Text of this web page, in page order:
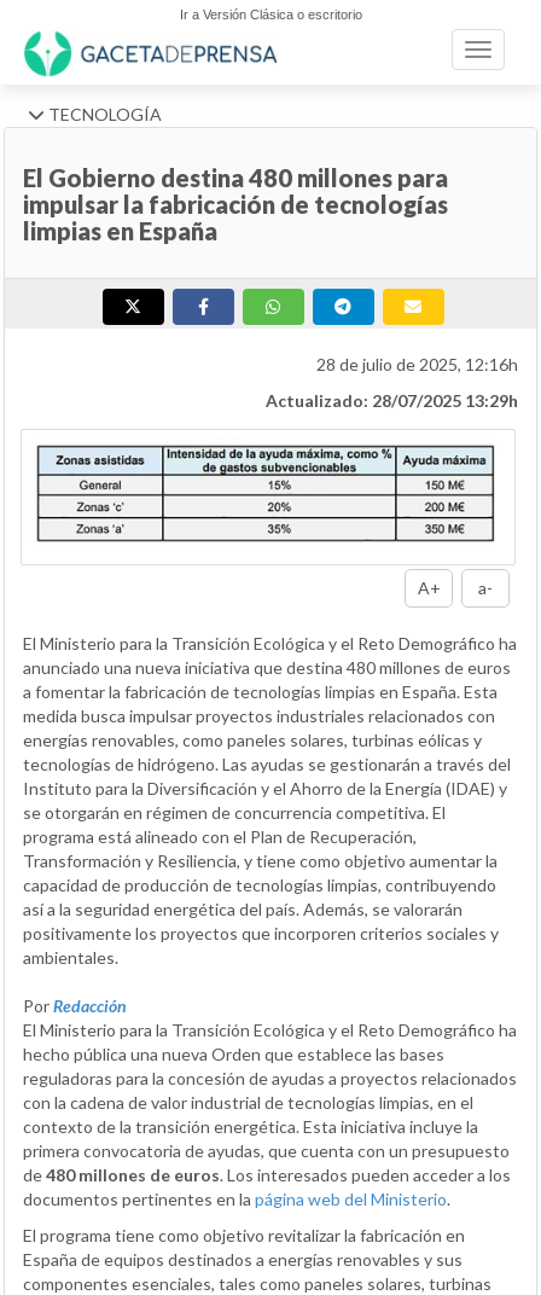
Ir a Versión Clásica o escritorio
Toggle
TECNOLOGÍA
El Gobierno destina 480 millones para
impulsar la fabricación de tecnologías
limpias en España
28 de julio de 2025, 12:16h
Actualizado: 28/07/2025 13:29h
A+ a-
El Ministerio para la Transición Ecológica y el Reto Demográfico ha
anunciado una nueva iniciativa que destina 480 millones de euros
a fomentar la fabricación de tecnologías limpias en España. Esta
medida busca impulsar proyectos industriales relacionados con
energías renovables, como paneles solares, turbinas eólicas y
tecnologías de hidrógeno. Las ayudas se gestionarán a través del
Instituto para la Diversificación y el Ahorro de la Energía (IDAE) y
se otorgarán en régimen de concurrencia competitiva. El
programa está alineado con el Plan de Recuperación,
Transformación y Resiliencia, y tiene como objetivo aumentar la
capacidad de producción de tecnologías limpias, contribuyendo
así a la seguridad energética del país. Además, se valorarán
positivamente los proyectos que incorporen criterios sociales y
ambientales.
PorRedacción
El Ministerio para la Transición Ecológica y el Reto Demográfico ha
hecho pública una nueva Orden que establece las bases
reguladoras para la concesión de ayudas a proyectos relacionados
con la cadena de valor industrial de tecnologías limpias, en el
contexto de la transición energética. Esta iniciativa incluye la
primera convocatoria de ayudas, que cuenta con un presupuesto
de480 millones de euros. Los interesados pueden acceder a los
documentos pertinentes en la página web del Ministerio.
El programa tiene como objetivo revitalizar la fabricación en
España de equipos destinados a energías renovables y sus
componentes esenciales, tales como paneles solares, turbinas